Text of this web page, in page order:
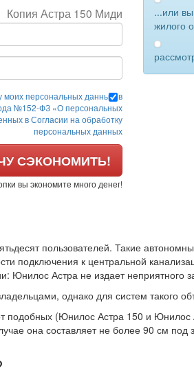
Копия Астра 150 Миди
моих персональных данных, в
№152-ФЗ «О персональных
в Согласии на обработку
персональных данных
СЭКОНОМИТЬ!
вы экономите много денег!
...или вы
жилого
пользователей. Такие
подключения к центральной
Юнилос Астра не издает неприятного
однако для систем такого
(Юнилос Астра 150 и Юнилос
она составляет не более 90 см под